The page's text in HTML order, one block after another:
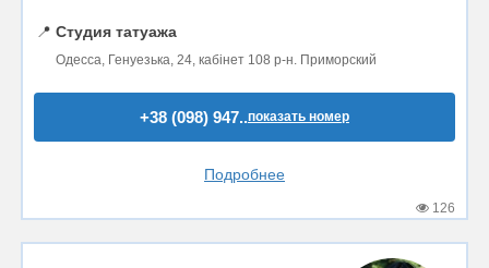
📍 Студия татуажа
Одесса, Генуезька, 24, кабінет 108 р-н. Приморский
+38 (098) 947..показать номер
Подробнее
126